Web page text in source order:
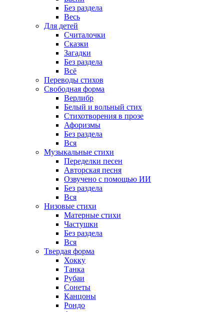
Без раздела
Весь
Для детей
Считалочки
Сказки
Загадки
Без раздела
Всё
Переводы стихов
Свободная форма
Верлибр
Белый и вольный стих
Стихотворения в прозе
Афоризмы
Без раздела
Вся
Музыкальные стихи
Переделки песен
Авторская песня
Озвучено с помощью ИИ
Без раздела
Вся
Низовые стихи
Матерные стихи
Частушки
Без раздела
Вся
Твердая форма
Хокку
Танка
Рубаи
Сонеты
Канцоны
Рондо